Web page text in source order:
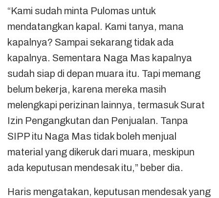
“Kami sudah minta Pulomas untuk
mendatangkan kapal. Kami tanya, mana
kapalnya? Sampai sekarang tidak ada
kapalnya. Sementara Naga Mas kapalnya
sudah siap di depan muara itu. Tapi memang
belum bekerja, karena mereka masih
melengkapi perizinan lainnya, termasuk Surat
Izin Pengangkutan dan Penjualan. Tanpa
SIPP itu Naga Mas tidak boleh menjual
material yang dikeruk dari muara, meskipun
ada keputusan mendesak itu,” beber dia.
Haris mengatakan, keputusan mendesak yang